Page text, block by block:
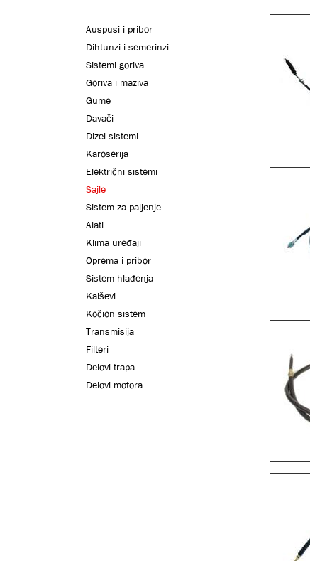
Auspusi i pribor
Dihtunzi i semerinzi
Sistemi goriva
Goriva i maziva
Gume
Davači
Dizel sistemi
Karoserija
Električni sistemi
Sajle
Sistem za paljenje
Alati
Klima uređaji
Oprema i pribor
Sistem hlađenja
Kaiševi
Kočion sistem
Transmisija
Filteri
Delovi trapa
Delovi motora